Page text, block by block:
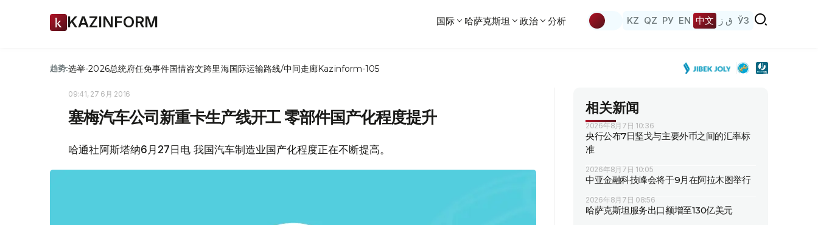
KAZINFORM 国际 哈萨克斯坦 政治 分析 KZ QZ РУ EN 中文 ق ز ЎЗ
趋势:选举-2026总统府任免事件国情咨文跨里海国际运输路线/中间走廊Kazinform-105
09:41, 27 6月 2016
塞梅汽车公司新重卡生产线开工 零部件国产化程度提升
哈通社阿斯塔纳6月27日电 我国汽车制造业国产化程度正在不断提高。
相关新闻
2026年8月7日 10:36
央行公布7日坚戈与主要外币之间的汇率标
准
2026年8月7日 10:05
中亚金融科技峰会将于9月在阿拉木图举行
2026年8月7日 08:56
哈萨克斯坦服务出口额增至130亿美元